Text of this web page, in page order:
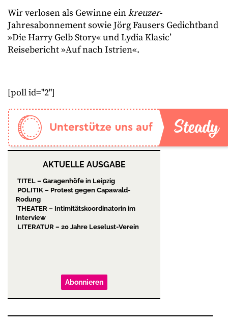
Wir verlosen als Gewinne einkreuzer-
Jahresabonnement sowie Jörg Fausers Gedichtband
»Die Harry Gelb Story« und Lydia Klasic’
Reisebericht »Auf nach Istrien«.
[poll id="2"]
AKTUELLE AUSGABE
TITEL – Garagenhöfe in Leipzig
POLITIK – Protest gegen Capawald-
Rodung
THEATER – Intimitätskoordinatorin im
Interview
LITERATUR – 20 Jahre Leselust-Verein
Abonnieren